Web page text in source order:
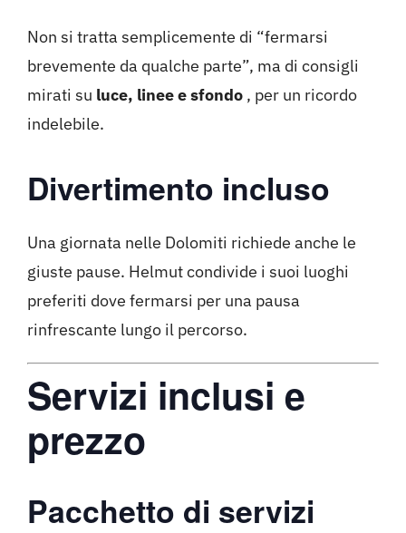
Non si tratta semplicemente di “fermarsi
brevemente da qualche parte”, ma di consigli
mirati su luce, linee e sfondo , per un ricordo
indelebile.
Divertimento incluso
Una giornata nelle Dolomiti richiede anche le
giuste pause. Helmut condivide i suoi luoghi
preferiti dove fermarsi per una pausa
rinfrescante lungo il percorso.
Servizi inclusi e
prezzo
Pacchetto di servizi